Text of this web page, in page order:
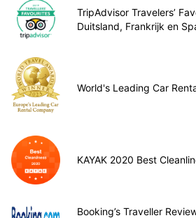
TripAdvisor Travelers’
Duitsland, Frankrijk en
World's Leading Car
KAYAK 2020 Best
Booking’s Traveller